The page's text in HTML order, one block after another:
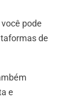
pode
de
e